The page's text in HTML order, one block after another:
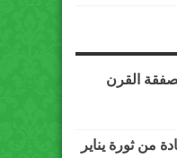
القرن